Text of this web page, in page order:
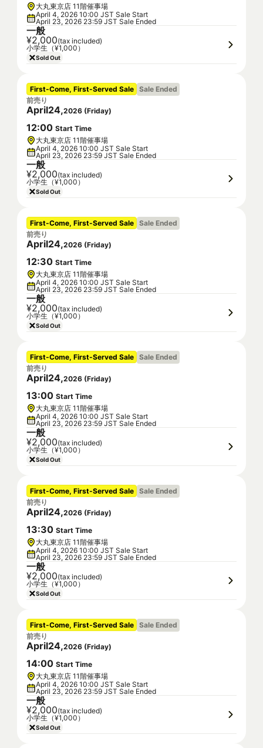
大丸東京店 11階催事場
April 4, 2026 10:00 JST Sale Start
April 23, 2026 23:59 JST Sale Ended
一般
¥2,000(tax included)
小学生（¥1,000）
Sold Out
First-Come, First-Served Sale Sale Ended
前売り
April24,2026 (Friday)
12:00 Start Time
大丸東京店 11階催事場
April 4, 2026 10:00 JST Sale Start
April 23, 2026 23:59 JST Sale Ended
一般
¥2,000(tax included)
小学生（¥1,000）
Sold Out
First-Come, First-Served Sale Sale Ended
前売り
April24,2026 (Friday)
12:30 Start Time
大丸東京店 11階催事場
April 4, 2026 10:00 JST Sale Start
April 23, 2026 23:59 JST Sale Ended
一般
¥2,000(tax included)
小学生（¥1,000）
Sold Out
First-Come, First-Served Sale Sale Ended
前売り
April24,2026 (Friday)
13:00 Start Time
大丸東京店 11階催事場
April 4, 2026 10:00 JST Sale Start
April 23, 2026 23:59 JST Sale Ended
一般
¥2,000(tax included)
小学生（¥1,000）
Sold Out
First-Come, First-Served Sale Sale Ended
前売り
April24,2026 (Friday)
13:30 Start Time
大丸東京店 11階催事場
April 4, 2026 10:00 JST Sale Start
April 23, 2026 23:59 JST Sale Ended
一般
¥2,000(tax included)
小学生（¥1,000）
Sold Out
First-Come, First-Served Sale Sale Ended
前売り
April24,2026 (Friday)
14:00 Start Time
大丸東京店 11階催事場
April 4, 2026 10:00 JST Sale Start
April 23, 2026 23:59 JST Sale Ended
一般
¥2,000(tax included)
小学生（¥1,000）
Sold Out